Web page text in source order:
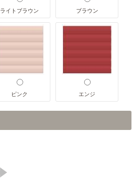
ライトブラウン ブラウン
ピンク エンジ